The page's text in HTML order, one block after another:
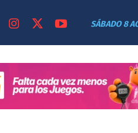
SÁBADO 8